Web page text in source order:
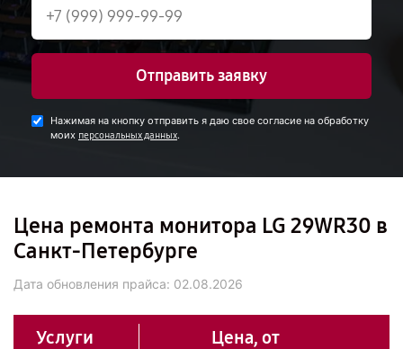
Отправить заявку
Нажимая на кнопку отправить я даю свое согласие на обработку
моих персональных данных.
Цена ремонта монитора LG 29WR30 в
Санкт-Петербурге
Дата обновления прайса: 02.08.2026
Услуги Цена, от